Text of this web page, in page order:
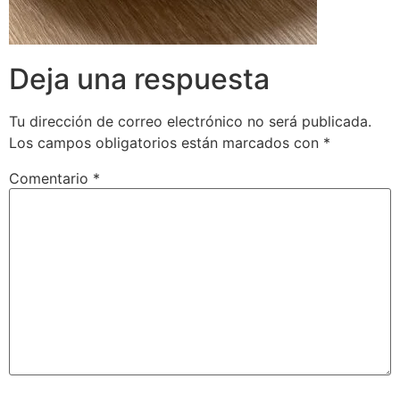
Deja una respuesta
Tu dirección de correo electrónico no será publicada.
Los campos obligatorios están marcados con *
Comentario *